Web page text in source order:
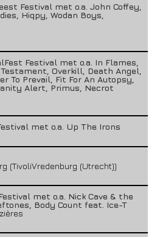
Festival met o.a. John Coffey,
Hiqpy, Wodan Boys,
Festival met o.a. In Flames,
Overkill, Death Angel,
To Prevail, Fit For An Autopsy,
Alert, Primus, Necrot
met o.a. Up The Irons
(TivoliVredenburg (Utrecht))
met o.a. Nick Cave & the
Body Count feat. Ice-T